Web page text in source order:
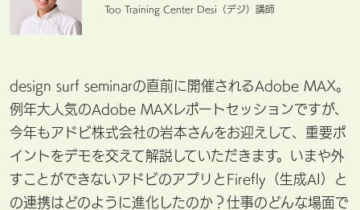
Too Training Center Desi（デジ）講師
design surf seminarの直前に開催されるAdobe MAX。
例年大人気のAdobe MAXレポートセッションですが、
今年もアドビ株式会社の岩本さんをお迎えして、重要ポ
イントをデモを交えて解説していただきます。いまや外
すことができないアドビのアプリとFirefly（生成AI）と
の連携はどのように進化したのか？仕事のどんな場面で